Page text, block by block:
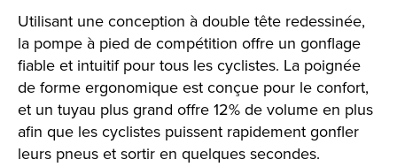
Utilisant une conception à double tête redessinée,
la pompe à pied de compétition offre un gonflage
fiable et intuitif pour tous les cyclistes. La poignée
de forme ergonomique est conçue pour le confort,
et un tuyau plus grand offre 12% de volume en plus
afin que les cyclistes puissent rapidement gonfler
leurs pneus et sortir en quelques secondes.